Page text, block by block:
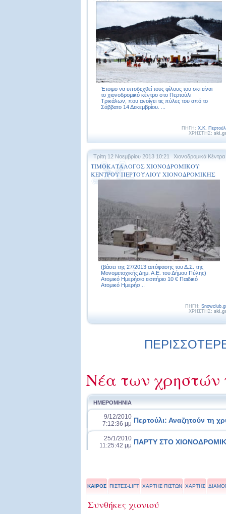
Έτοιμο να υποδεχθεί τους φίλους του σκι είναι
το χιονοδρομικό κέντρο στο Περτούλι
Τρικάλων, που ανοίγει τις πύλες του από το
Σάββατο 14 Δεκεμβρίου. ...
ΠΗΓΗ: Χ.Κ.
ΧΡΗΣΤΗΣ:
Τρίτη 12 Νοεμβρίου 2013 10:21 Χιονοδρομικά Κέντρα
ΤΙΜΟΚΑΤΑΛΟΓΟΣ ΧΙΟΝΟΔΡΟΜΙΚΟΥ
ΚΕΝΤΡΟΥ ΠΕΡΤΟΥΛΙΟΥ ΧΙΟΝΟΔΡΟΜΙΚΗΣ
ΠΕΡΙΟΔΟΥ 2013 – 2014
(βάσει της 27/2013 απόφασης του Δ.Σ. της
Μονομετοχικής Δημ. Α.Ε. του Δήμου Πύλης)
Ατομικό Ημερήσιο εισιτήριο 10 € Παιδικό
Ατομικό Ημερήσ...
ΠΗΓΗ:
ΧΡΗΣΤΗΣ:
Νέα των χρηστών
ΗΜΕΡΟΜΗΝΙΑ
9/12/2010
7:12:36 μμ Περτούλι: Αναζητούν τη
25/1/2010
11:25:42 μμ ΠΑΡΤΥ ΣΤΟ
ΚΑΙΡΟΣ ΠΙΣΤΕΣ-LIFT ΧΑΡΤΗΣ ΠΙΣΤΩΝ ΧΑΡΤΗΣ
Συνθήκες χιονιού